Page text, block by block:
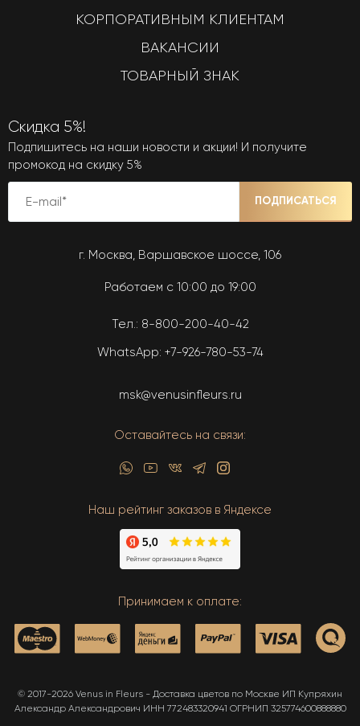
КОРПОРАТИВНЫМ КЛИЕНТАМ
ВАКАНСИИ
ТОВАРНЫЙ ЗНАК
Скидка 5%!
Подпишитесь на наши новости и акции! И получите
промокод на скидку 5%
ПОДПИСАТЬСЯ
г. Москва, Варшавское шоссе, 106
Работаем с 10:00 до 19:00
Тел.: 8-800-200-40-42
WhatsApp: +7-926-780-53-74
msk@venusinfleurs.ru
Оставайтесь на связи:
Наш рейтинг заказов в Яндексе
Принимаем к оплате:
© 2017-2026 Venus in Fleurs - Доставка цветов по Москве ИП Купряхин
Александр Александрович ИНН 772483320941 ОГРНИП 325774600888880